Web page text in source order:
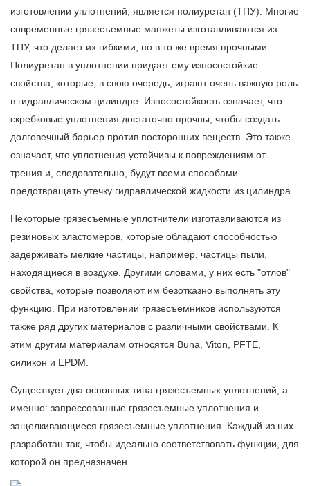
изготовлении уплотнений, является полиуретан (ТПУ). Многие
современные грязесъемные манжеты изготавливаются из
ТПУ, что делает их гибкими, но в то же время прочными.
Полиуретан в уплотнении придает ему износостойкие
свойства, которые, в свою очередь, играют очень важную роль
в гидравлическом цилиндре. Износостойкость означает, что
скребковые уплотнения достаточно прочны, чтобы создать
долговечный барьер против посторонних веществ. Это также
означает, что уплотнения устойчивы к повреждениям от
трения и, следовательно, будут всеми способами
предотвращать утечку гидравлической жидкости из цилиндра.
Некоторые грязесъемные уплотнители изготавливаются из
резиновых эластомеров, которые обладают способностью
задерживать мелкие частицы, например, частицы пыли,
находящиеся в воздухе. Другими словами, у них есть "отлов"
свойства, которые позволяют им безотказно выполнять эту
функцию. При изготовлении грязесъемников используются
также ряд других материалов с различными свойствами. К
этим другим материалам относятся Buna, Viton, PFTE,
силикон и EPDM.
Существует два основных типа грязесъемных уплотнений, а
именно: запрессованные грязесъемные уплотнения и
защелкивающиеся грязесъемные уплотнения. Каждый из них
разработан так, чтобы идеально соответствовать функции, для
которой он предназначен.